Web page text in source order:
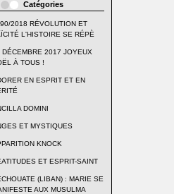
Catégories
2018 RÉVOLUTION ET
L'HISTOIRE SE RÉPÈ
DÉCEMBRE 2017 JOYEUX
À TOUS !
EN ESPRIT ET EN
DOMINI
ET MYSTIQUES
KNOCK
ET ESPRIT-SAINT
(LIBAN) : MARIE SE
AUX MUSULMA